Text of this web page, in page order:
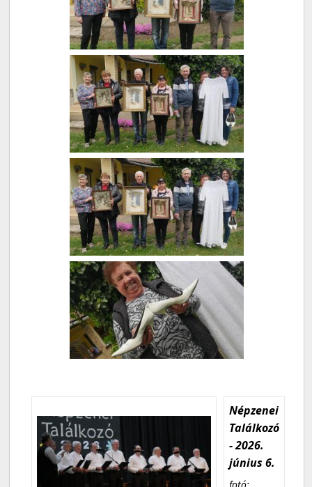
Népzenei
Találkozó
- 2026.
június 6.